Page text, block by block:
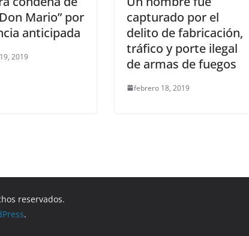
Mario” por
anticipada
2019
capturado por el
delito de fabricación,
tráfico y porte ilegal
de armas de fuegos
febrero 18, 2019
reservados.
.